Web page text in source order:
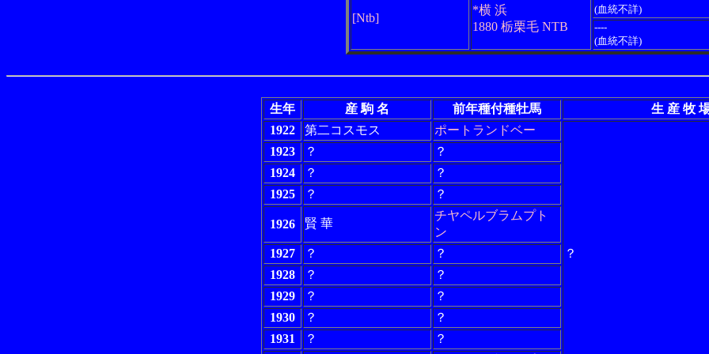
[Ntb]
*横 浜
1880 栃栗毛 NTB
(血統不詳)
----
(血統不詳)
生年 産 駒 名 前年種付種牡馬
生 産 牧
1922
第二コスモス ポートランドベー
？
1923 ？
？
1924
？
？
1925
？ ？
1926 賢 華
チヤペルブラムプト
ン
1927
？
？
1928
？
？
1929
？
？
1930
？
？
1931
？
？